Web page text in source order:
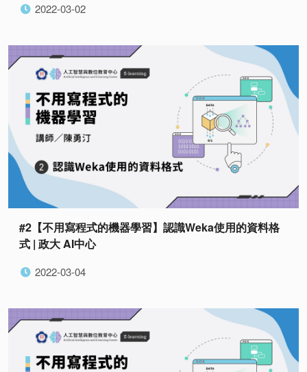
2022-03-02
#2【不用寫程式的機器學習】認識Weka使用的資料格
式 | 政大 AI中心
2022-03-04